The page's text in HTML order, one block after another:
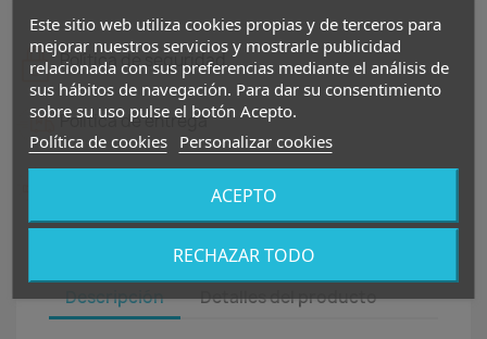
Política de seguridad
Política de entrega
Descripción Detalles del producto
Este sitio web utiliza cookies propias y de terceros para
mejorar nuestros servicios y mostrarle publicidad
relacionada con sus preferencias mediante el análisis de
sus hábitos de navegación. Para dar su consentimiento
sobre su uso pulse el botón Acepto.
Política de cookies
Personalizar cookies
RECHAZAR TODO
ACEPTO